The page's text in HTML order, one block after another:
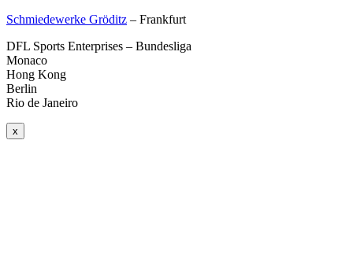
Schmiedewerke Gröditz – Frankfurt
DFL Sports Enterprises – Bundesliga
Monaco
Hong Kong
Berlin
Rio de Janeiro
x